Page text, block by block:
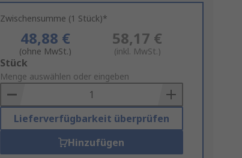
Zwischensumme (1 Stück)*
48,88 €
(ohne MwSt.)
58,17 €
(inkl. MwSt.)
Add
to
Basket
Stück
Menge auswählen oder eingeben
Lieferverfügbarkeit überprüfen
Hinzufügen